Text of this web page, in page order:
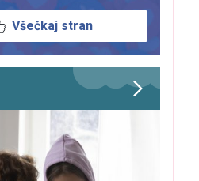
Všečkaj stran